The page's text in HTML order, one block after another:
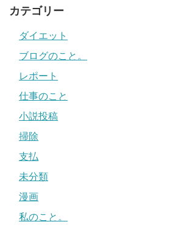
カテゴリー
ダイエット
ブログのこと。
レポート
仕事のこと
小説投稿
掃除
支払
未分類
漫画
私のこと。